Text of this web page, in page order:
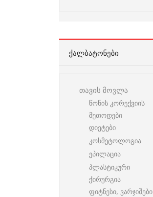
ᲥᲐᲚᲑᲐᲢᲝᲜᲔᲑᲘ
თავის მოვლა
წონის კორექვიის
მეთოდები
დიეტები
კოსმეტოლოგია
ეპილაცია
პლასტიკური
ქირურგია
ფიტნესი, ვარჯიშები